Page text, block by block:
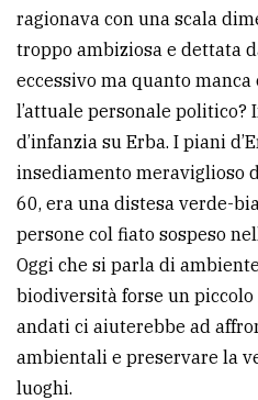
PRIVACY
Privacy
policy
Cookie
policy
ragionava con una scala
troppo ambiziosa e dettata
eccessivo ma quanto
l’attuale personale
d’infanzia su Erba. I piani
insediamento meraviglioso
60, era una distesa verde-
persone col fiato sospeso
Oggi che si parla di
biodiversità forse un
andati ci aiuterebbe ad
ambientali e preservare la
luoghi.